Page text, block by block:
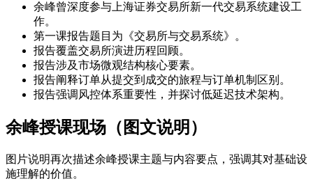
余峰曾深度参与上海证券交易所新一代交易系统建设工
作。
第一课报告题目为《交易所与交易系统》。
报告覆盖交易所演进历程回顾。
报告涉及市场微观结构核心要素。
报告阐释订单从提交到成交的旅程与订单机制区别。
报告强调风控体系重要性，并探讨低延迟技术架构。
余峰授课现场（图文说明）
图片说明再次描述余峰授课主题与内容要点，强调其对基础设
施理解的价值。